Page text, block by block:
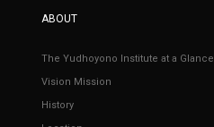
ABOUT
The Yudhoyono Institute at a Glance
Vision Mission
History